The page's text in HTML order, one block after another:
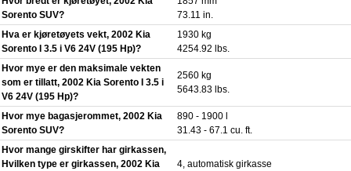
Sorento SUV?
73.11 in.
Hva er kjøretøyets vekt, 2002 Kia
Sorento I 3.5 i V6 24V (195 Hp)?
1930 kg
4254.92 lbs.
Hvor mye er den maksimale vekten
som er tillatt, 2002 Kia Sorento I 3.5 i
V6 24V (195 Hp)?
2560 kg
5643.83 lbs.
Hvor mye bagasjerommet, 2002 Kia
Sorento SUV?
890 - 1900 l
31.43 - 67.1 cu. ft.
Hvor mange girskifter har girkassen,
Hvilken type er girkassen, 2002 Kia
4, automatisk girkasse